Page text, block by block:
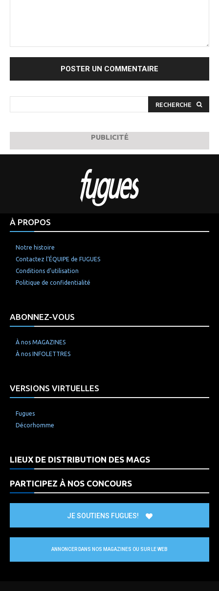
RECHERCHE
PUBLICITÉ
À PROPOS
Notre histoire
Contactez l’ÉQUIPE de FUGUES
Conditions d’utilisation
Politique de confidentialité
ABONNEZ-VOUS
À nos MAGAZINES
À nos INFOLETTRES
VERSIONS VIRTUELLES
Fugues
Décorhomme
LIEUX DE DISTRIBUTION DES MAGS
PARTICIPEZ À NOS CONCOURS
JE SOUTIENS FUGUES!
ANNONCER DANS NOS MAGAZINES OU SUR LE WEB